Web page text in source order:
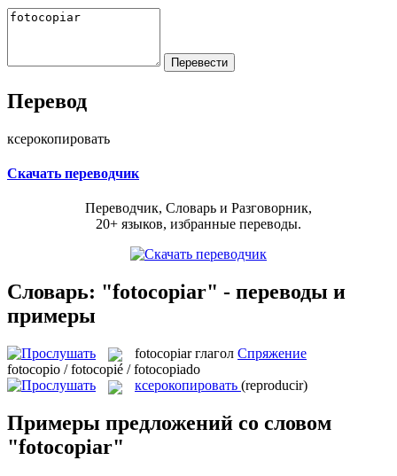
Перевод
ксерокопировать
Скачать переводчик
Переводчик, Словарь и Разговорник,
20+ языков, избранные переводы.
Словарь: "fotocopiar" - переводы и
примеры
fotocopiar глагол Спряжение
fotocopio / fotocopié / fotocopiado
ксерокопировать (reproducir)
Примеры предложений со словом
"fotocopiar"